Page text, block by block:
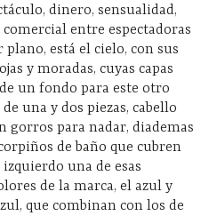
dinero, sensualidad,
entre espectadoras
está el cielo, con sus
y moradas, cuyas capas
un fondo para este otro
una y dos piezas, cabello
gorros para nadar, diademas
de baño que cubren
una de esas
de la marca, el azul y
que combinan con los de